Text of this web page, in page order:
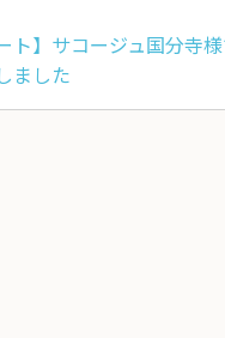
ト】サコージュ国分寺
ました